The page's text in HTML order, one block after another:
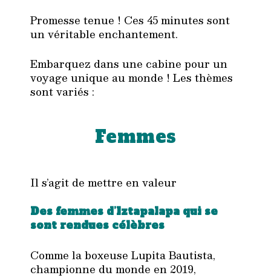
Promesse tenue ! Ces 45 minutes sont
un véritable enchantement.
Embarquez dans une cabine pour un
voyage unique au monde ! Les thèmes
sont variés :
Femmes
Il s’agit de mettre en valeur
Des femmes d’Iztapalapa qui se
sont rendues célèbres
Comme la boxeuse Lupita Bautista,
championne du monde en 2019,